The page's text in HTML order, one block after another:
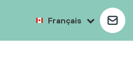
Français